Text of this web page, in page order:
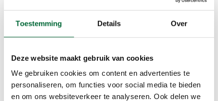
Toestemming Details Over
Deze website maakt gebruik van cookies
We gebruiken cookies om content en advertenties te
personaliseren, om functies voor social media te bieden
en om ons websiteverkeer te analyseren. Ook delen we
comfortabel.”
Die ontwikkeling is logisch, maar vraagt wel
nuance. “Voor vlakke routes of Nederlandse
omstandigheden werkt dat prima. Maar ga je de
bergen in of op ruiger terrein lopen, dan adviseer
ik toch een steviger model. Die extra steun en
stabiliteit maken dan echt het verschil.”